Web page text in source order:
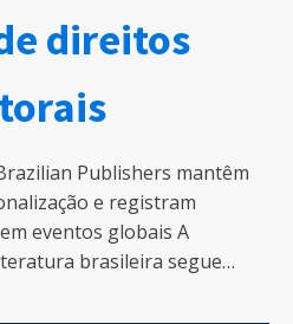
direitos
Publishers mantêm
e registram
eventos globais A
brasileira segue…